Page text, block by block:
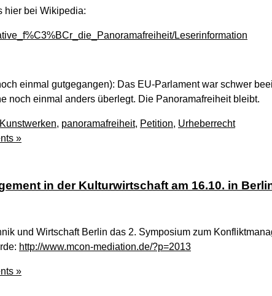
hier bei Wikipedia:
Leserinformation
einmal gutgegangen): Das EU-Parlament war schwer
noch einmal anders überlegt. Die Panoramafreiheit bleibt.
, panoramafreiheit, Petition, Urheberrecht
»
in der Kulturwirtschaft am 16.10. in
und Wirtschaft Berlin das 2. Symposium zum
http://www.mcon-mediation.de/?p=2013
»